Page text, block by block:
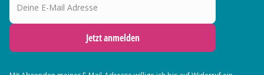
Jetzt anmelden